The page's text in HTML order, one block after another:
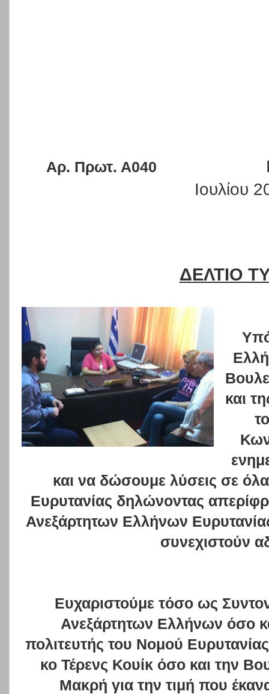
Αρ. Πρωτ. Α040
Ιουλίου
ΔΕΛΤΙΟ
και
και να δώσουμε λύσεις σε
Ευρυτανίας δηλώνοντας
Ανεξάρτητων Ελλήνων
συνεχιστούν
Ευχαριστούμε τόσο ως
Ανεξάρτητων Ελλήνων όσο
πολιτευτής του Νομού
κο Τέρενς Κουίκ όσο και την
Μακρή για την τιμή που